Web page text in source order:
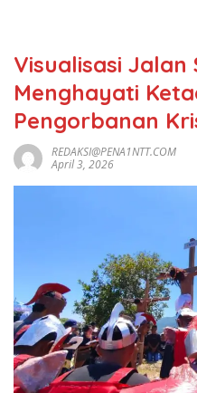
Visualisasi Jalan
Menghayati
Pengorbanan
REDAKSI@PENA1NTT.COM
April 3, 2026